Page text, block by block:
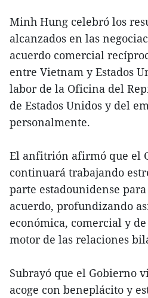
Minh Hung celebró los
alcanzados en las
acuerdo comercial
entre Vietnam y Estados
labor de la Oficina del
de Estados Unidos y del
personalmente.
El anfitrión afirmó que el
continuará trabajando
parte estadounidense
acuerdo, profundizando
económica, comercial y
motor de las relaciones
Subrayó que el Gobierno
acoge con beneplácito y